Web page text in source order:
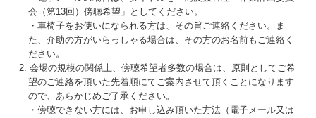
会（第13回）傍聴希望」としてください。
・車椅子をお使いになられる方は、その旨ご連絡ください。ま
た、介助の方がいらっしゃる場合は、その方のお名前もご連絡く
ださい。
2. 会場の規模の関係上、傍聴希望者多数の場合は、原則としてご希
望のご連絡を頂いた先着順にてご案内させて頂くことになります
ので、あらかじめご了承ください。
・傍聴できない方には、お申し込み頂いた方法（電子メール又は